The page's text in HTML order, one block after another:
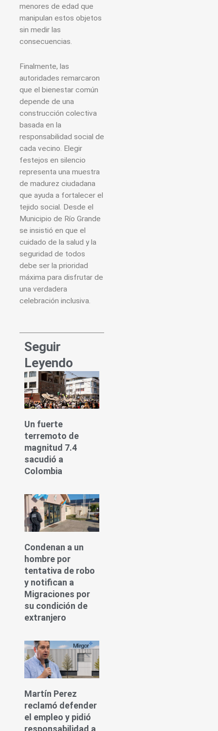
menores de edad que
manipulan estos objetos
sin medir las
consecuencias.
Finalmente, las
autoridades remarcaron
que el bienestar común
depende de una
construcción colectiva
basada en la
responsabilidad social de
cada vecino. Elegir
festejos en silencio
representa una muestra
de madurez ciudadana
que ayuda a fortalecer el
tejido social. Desde el
Municipio de Río Grande
se insistió en que el
cuidado de la salud y la
seguridad de todos
debe ser la prioridad
máxima para disfrutar de
una verdadera
celebración inclusiva.
Seguir
Leyendo
Un fuerte
terremoto de
magnitud 7.4
sacudió a
Colombia
Condenan a un
hombre por
tentativa de robo
y notifican a
Migraciones por
su condición de
extranjero
Martín Perez
reclamó defender
el empleo y pidió